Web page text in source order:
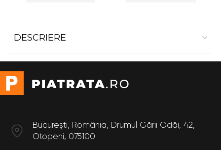
DESCRIERE
-Grosime 8mm
București, România, Drumul Gării Odăi, 42,
Otopeni, 075100